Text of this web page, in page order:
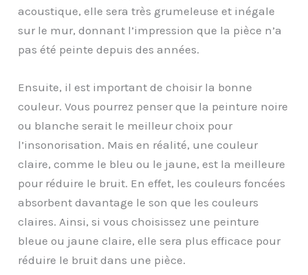
acoustique, elle sera très grumeleuse et inégale
sur le mur, donnant l’impression que la pièce n’a
pas été peinte depuis des années.
Ensuite, il est important de choisir la bonne
couleur. Vous pourrez penser que la peinture noire
ou blanche serait le meilleur choix pour
l’insonorisation. Mais en réalité, une couleur
claire, comme le bleu ou le jaune, est la meilleure
pour réduire le bruit. En effet, les couleurs foncées
absorbent davantage le son que les couleurs
claires. Ainsi, si vous choisissez une peinture
bleue ou jaune claire, elle sera plus efficace pour
réduire le bruit dans une pièce.